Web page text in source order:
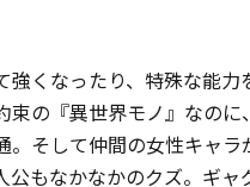
強くなったり、特殊な能
束の『異世界モノ』なのに
。そして仲間の女性キャ
公もなかなかのクズ。ギャ